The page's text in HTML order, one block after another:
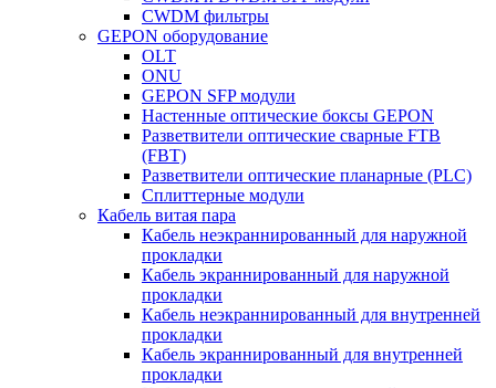
CWDM фильтры
GEPON оборудование
OLT
ONU
GEPON SFP модули
Настенные оптические боксы GEPON
Разветвители оптические сварные FTB
(FBT)
Разветвители оптические планарные (PLC)
Сплиттерные модули
Кабель витая пара
Кабель неэкраннированный для наружной
прокладки
Кабель экраннированный для наружной
прокладки
Кабель неэкраннированный для внутренней
прокладки
Кабель экраннированный для внутренней
прокладки